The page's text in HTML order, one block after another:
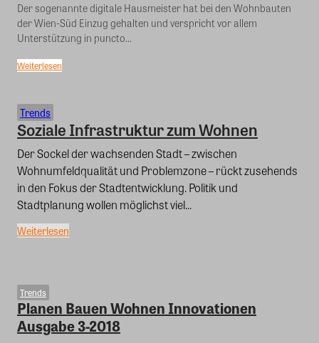
Der sogenannte digitale Hausmeister hat bei den Wohnbauten
der Wien-Süd Einzug gehalten und verspricht vor allem
Unterstützung in puncto...
Weiterlesen
Trends
Soziale Infrastruktur zum Wohnen
Der Sockel der wachsenden Stadt – zwischen
Wohnumfeldqualität und Problemzone – rückt zusehends
in den Fokus der Stadtentwicklung. Politik und
Stadtplanung wollen möglichst viel...
Weiterlesen
Trends
Planen Bauen Wohnen Innovationen
Ausgabe 3-2018